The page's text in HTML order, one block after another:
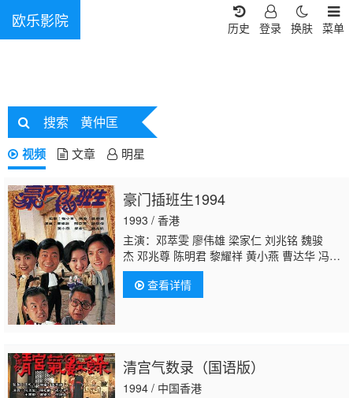
欧乐影院 菜单
换肤
登录
历史
搜索 黄仲匡
视频 文章 明星
豪门插班生1994
1993 / 香港
主演：邓萃雯 廖伟雄 梁家仁 刘兆铭 魏骏
杰 邓兆尊 陈明君 黎耀祥 黄小燕 曹达华 冯素
波 白茵 李桂英 林家栋 卢宛茵 梁葆贞 凌汉 萧
玉燕 冯晓文 黄文标 游飙 叶振声 蒋克 王维
德 陈安莹 林嘉丽 黎秀英 陈启泰 麦嘉伦 何浩
查看详情
清宫气数录（国语版）
1994 / 中国香港